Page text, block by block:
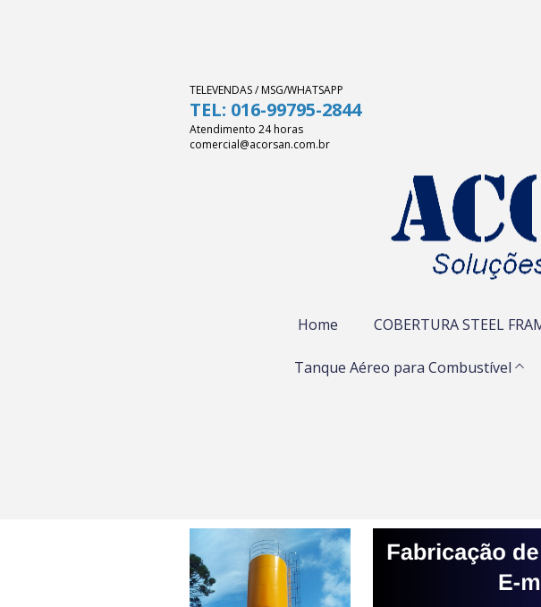
TELEVENDAS / MSG/WHATSAPP
TEL: 016-99795-2844
Atendimento 24 horas
comercial@acorsan.com.br
Home COBERTURA STEEL
Tanque Aéreo para Combustível